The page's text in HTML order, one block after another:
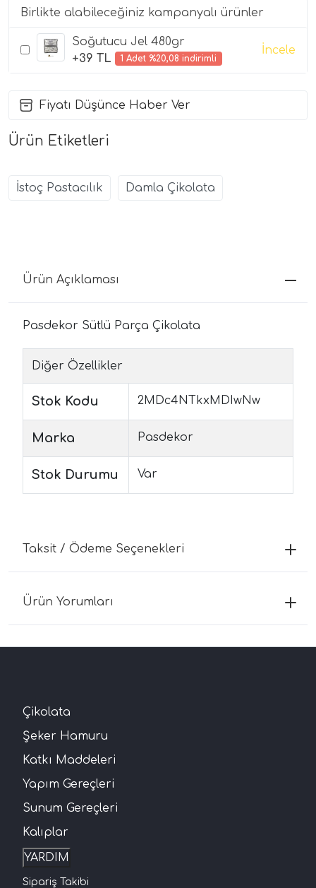
Birlikte alabileceğiniz kampanyalı ürünler
Soğutucu Jel 480gr
+39 TL
1 Adet %20,08 indirimli
İncele
Fiyatı Düşünce Haber Ver
Ürün Etiketleri
İstoç Pastacılık Damla Çikolata
Ürün Açıklaması
Pasdekor Sütlü Parça Çikolata
Diğer Özellikler
Stok Kodu 2MDc4NTkxMDIwNw
Marka Pasdekor
Stok Durumu Var
Taksit / Ödeme Seçenekleri
Ürün Yorumları
Çikolata
Şeker Hamuru
Katkı Maddeleri
Yapım Gereçleri
Sunum Gereçleri
Kalıplar
YARDIM
Sipariş Takibi